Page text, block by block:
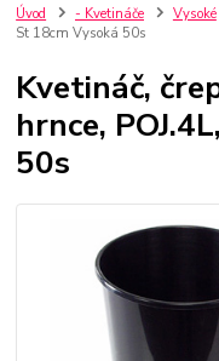
Úvod - Kvetináče Vysoké
St 18cm Vysoká 50s
Kvetináč,
hrnce,
50s